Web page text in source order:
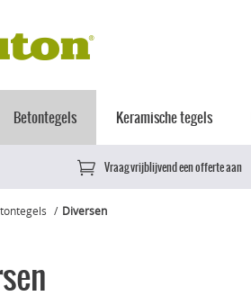
Betontegels Keramische tegels
Vraag vrijblijvend een offerte aan
Diversen